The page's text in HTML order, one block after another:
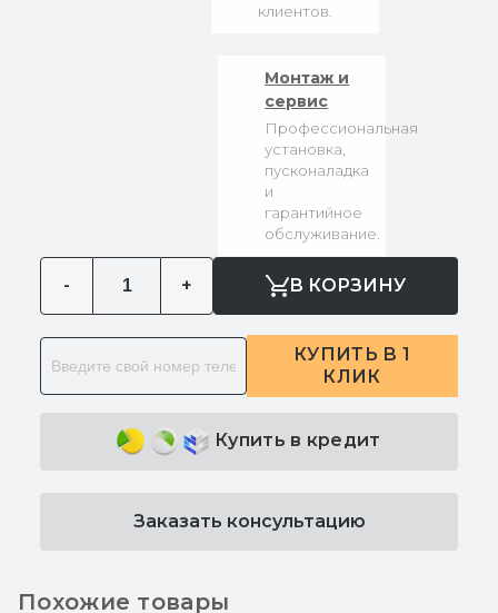
клиентов.
Монтаж и
сервис
Профессиональная
установка,
пусконаладка
и
гарантийное
обслуживание.
- + В КОРЗИНУ
КУПИТЬ В 1
КЛИК
Купить в кредит
Заказать консультацию
Похожие товары